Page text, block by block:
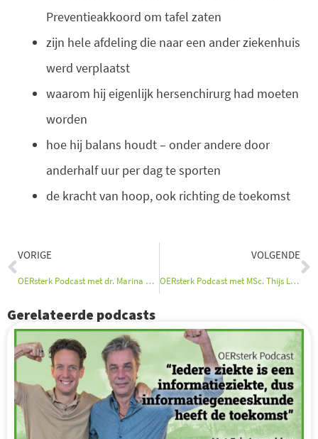
Preventieakkoord om tafel zaten
zijn hele afdeling die naar een ander ziekenhuis
werd verplaatst
waarom hij eigenlijk hersenchirurg had moeten
worden
hoe hij balans houdt – onder andere door
anderhalf uur per dag te sporten
de kracht van hoop, ook richting de toekomst
Vorige
VORIGE
OERsterk Podcast met dr. Marina Riemslagh
VOLGENDE
OERsterk Podcast met MSc. Thijs Launspach
Gerelateerde podcasts